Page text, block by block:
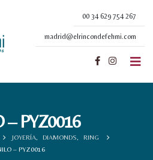
00 34 629 754 267
madrid@elrincondefehmi.com
– PYZ0016
JOYERÍA DIAMONDS
RING
– PYZ0016